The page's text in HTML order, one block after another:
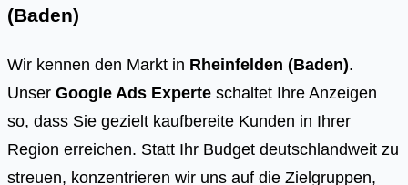
(Baden)
Wir kennen den Markt in Rheinfelden (Baden).
Unser Google Ads Experte schaltet Ihre Anzeigen
so, dass Sie gezielt kaufbereite Kunden in Ihrer
Region erreichen. Statt Ihr Budget deutschlandweit zu
streuen, konzentrieren wir uns auf die Zielgruppen,